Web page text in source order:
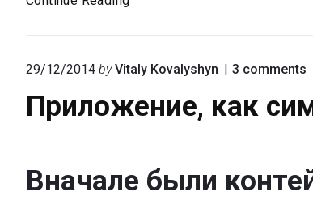
29/12/2014 by Vitaly Kovalyshyn 3 comments
Приложение, как
Вначале были